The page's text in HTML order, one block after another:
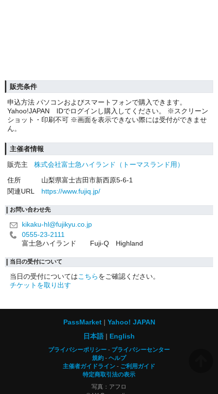
販売条件
申込方法 パソコンおよびスマートフォンで購入できます。
Yahoo!JAPAN IDでログインし購入してください。 ※スクリーン
ショット・印刷不可 ※画面を表示できない際には受付ができませ
ん。
主催者情報
販売主
株式会社富士急ハイランド（トーマスランド用）
住所
山梨県富士吉田市新西原5-6-1
関連URL
https://www.fujiq.jp/
お問い合わせ先
kikaku-hl@fujikyu.co.jp
0555-23-2111
富士急ハイランド Fuji-Q Highland
当日の受付について
当日の受付についてはこちらをご確認ください。
チケットを取り出す
PassMarket
Yahoo! JAPAN
日本語
English
プライバシーポリシー
プライバシーセンター
規約
ヘルプ
主催者ガイドライン
ご利用ガイド
特定商取引法の表示
写真：アフロ